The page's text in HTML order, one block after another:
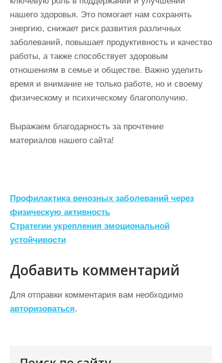
нашего здоровья. Это помогает нам сохранять
энергию, снижает риск развития различных
заболеваний, повышает продуктивность и качество
работы, а также способствует здоровым
отношениям в семье и обществе. Важно уделить
время и внимание не только работе, но и своему
физическому и психическому благополучию.
Выражаем благодарность за прочтение
материалов нашего сайта!
Н
а
в
и
г
а
ц
и
Профилактика венозных заболеваний через
физическую активность
Стратегии укрепления эмоциональной
устойчивости
Добавить комментарий
Для отправки комментария вам необходимо
авторизоваться.